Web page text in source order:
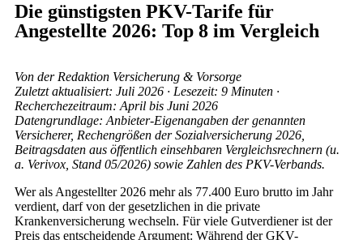
Die günstigsten PKV-Tarife für
Angestellte 2026: Top 8 im Vergleich
Von der Redaktion Versicherung & Vorsorge
Zuletzt aktualisiert: Juli 2026 · Lesezeit: 9 Minuten ·
Recherchezeitraum: April bis Juni 2026
Datengrundlage: Anbieter-Eigenangaben der genannten
Versicherer, Rechengrößen der Sozialversicherung 2026,
Beitragsdaten aus öffentlich einsehbaren Vergleichsrechnern (u.
a. Verivox, Stand 05/2026) sowie Zahlen des PKV-Verbands.
Wer als Angestellter 2026 mehr als 77.400 Euro brutto im Jahr
verdient, darf von der gesetzlichen in die private
Krankenversicherung wechseln. Für viele Gutverdiener ist der
Preis das entscheidende Argument: Während der GKV-